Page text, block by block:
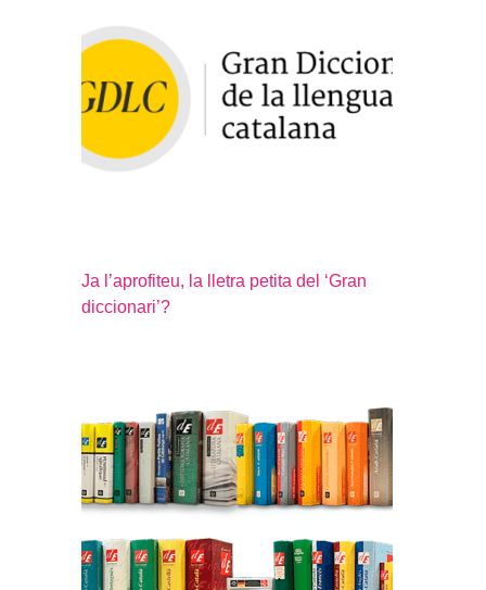
Ja l’aprofiteu, la lletra petita del ‘Gran
diccionari’?